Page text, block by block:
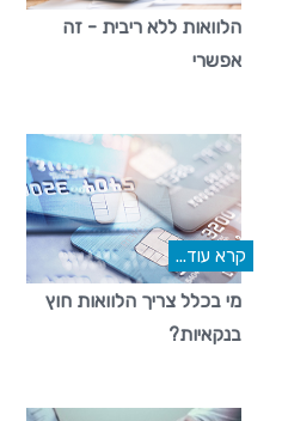
הלוואות ללא ריבית - זה
אפשרי
קרא עוד...
מי בכלל צריך הלוואות חוץ
בנקאיות?